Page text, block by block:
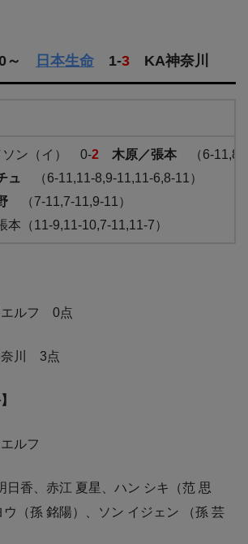
～ 日本生命 1-3 KA神奈川
ソン（イ） 0-2 木原／張本
（6-
ュ
（6-11,11-8,9-11,11-6,8-11）
（7-11,7-11,9-11）
（11-9,11-10,7-11,11-7）
エルフ 0点
奈川 3点
ルフ
日香、赤江 夏星、ハン シキ（范 思
（孫 銘陽）、ソン イジェン （孫 芸